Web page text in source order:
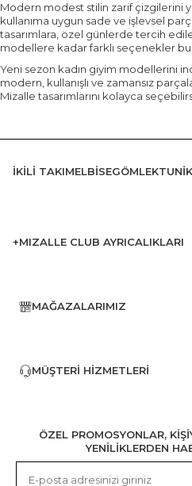
Modern modest stilin zarif çizgilerini
kullanıma uygun sade ve işlevsel
tasarımlara, özel günlerde tercih
modellere kadar farklı seçenekler
Yeni sezon kadın giyim modellerini
modern, kullanışlı ve zamansız
Mizalle tasarımlarını kolayca
İKILI TAKIMELBISEGÖMLEKTUNIK
+MIZALLE CLUB AYRICALIKLARI
MAĞAZALARIMIZ
MÜŞTERI HIZMETLERI
ÖZEL PROMOSYONLAR,
YENİLİKLERDEN